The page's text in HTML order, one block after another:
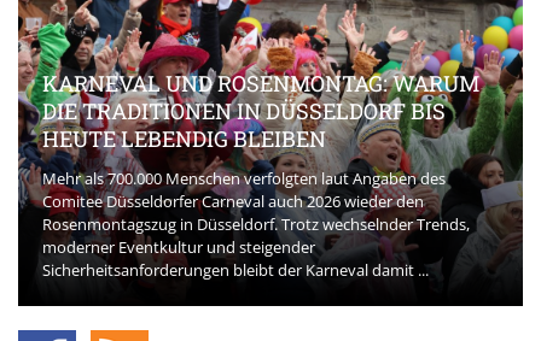
KARNEVAL UND ROSENMONTAG: WARUM
DIE TRADITIONEN IN DÜSSELDORF BIS
HEUTE LEBENDIG BLEIBEN
Mehr als 700.000 Menschen verfolgten laut Angaben des
Comitee Düsseldorfer Carneval auch 2026 wieder den
Rosenmontagszug in Düsseldorf. Trotz wechselnder Trends,
moderner Eventkultur und steigender
Sicherheitsanforderungen bleibt der Karneval damit ...